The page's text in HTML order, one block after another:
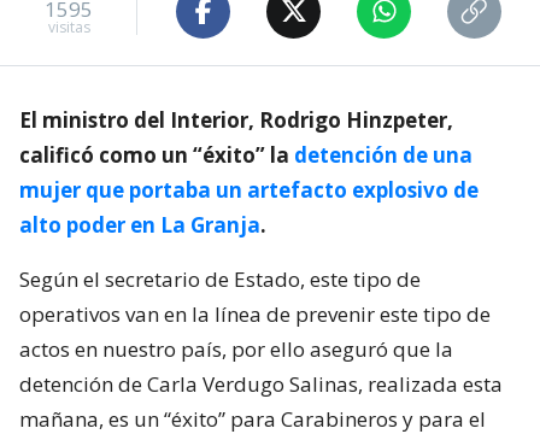
1595
visitas
El ministro del Interior, Rodrigo Hinzpeter,
calificó como un “éxito” la detención de una
mujer que portaba un artefacto explosivo de
alto poder en La Granja.
Según el secretario de Estado, este tipo de
operativos van en la línea de prevenir este tipo de
actos en nuestro país, por ello aseguró que la
detención de Carla Verdugo Salinas, realizada esta
mañana, es un “éxito” para Carabineros y para el